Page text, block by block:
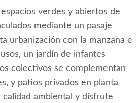
verdes y abiertos de
mediante un pasaje
urbanización con la manzana e
un jardín de infantes
colectivos se complementan
y patios privados en planta
calidad ambiental y disfrute